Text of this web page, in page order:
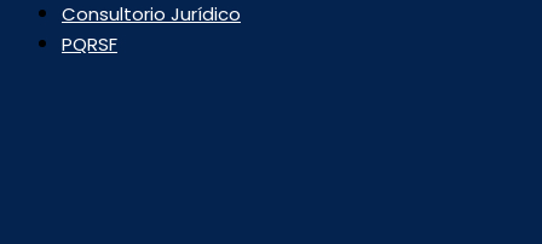
Consultorio Jurídico
PQRSF